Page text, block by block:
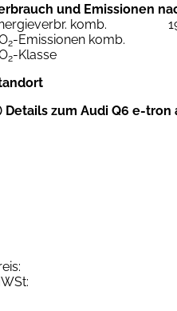
und Emissionen
komb.
2-Emissionen komb.
2-Klasse
Details zum Audi Q6 e-tron